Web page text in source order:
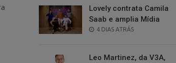
Lovely contrata Camila
Saab e amplia Mídia
POSTED
4 DIAS ATRÁS
Leo Martinez, da V3A,